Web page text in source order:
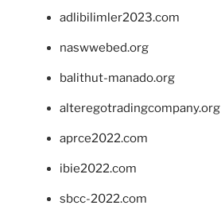
adlibilimler2023.com
naswwebed.org
balithut-manado.org
alteregotradingcompany.org
aprce2022.com
ibie2022.com
sbcc-2022.com